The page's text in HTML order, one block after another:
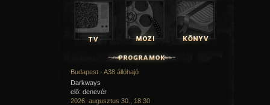
Budapest - A38 állóhajó
Darkways
elő: denevér
2026. augusztus 30., 18:30